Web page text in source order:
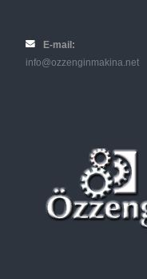
E-mail:
info@ozzenginmakina.net